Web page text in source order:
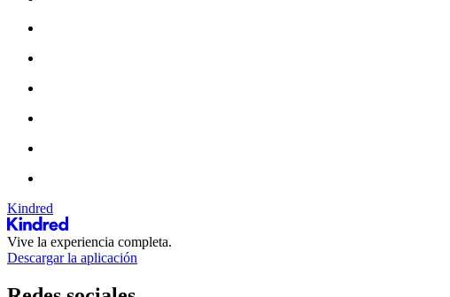
Kindred
Vive la experiencia completa.
Descargar la aplicación